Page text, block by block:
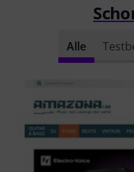
Alle